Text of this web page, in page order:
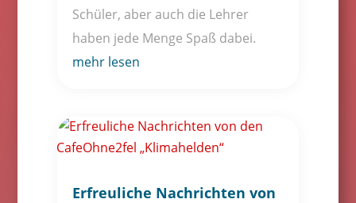
Schüler, aber auch die Lehrer
haben jede Menge Spaß dabei.
mehr lesen
Erfreuliche Nachrichten von